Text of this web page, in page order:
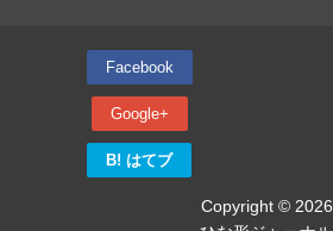
Facebook
Google+
B! はてブ
Copyright © 2026